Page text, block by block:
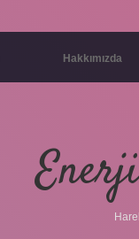
Hakkımızda